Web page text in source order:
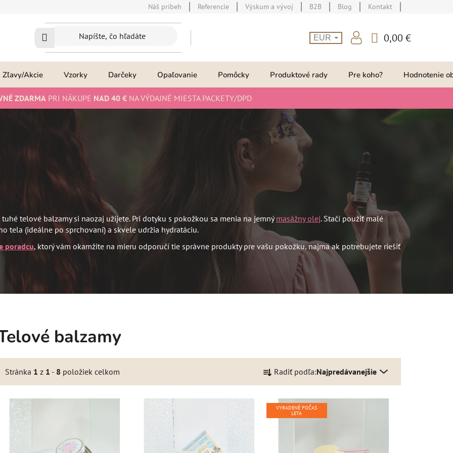
Náš príbeh Referencie Výskum a vývoj B2B Blog Kontakt
EUR
KOŠÍK
0,00 €
Zľavy/Akcie Vzorky Darčeky Opaľovanie Pomôcky Produktové rady Pre koho? Hodnotenie
ZDARMA PRI NÁKUPE NAD 40 € NA VÝDAJNÉ MIESTA PACKETY/DPD
tuhé telové balzamy si naozaj užijete. Pri dotyku s pokožkou sa menia na jemnýmasážny olej. Stačí použiť malé
tela (ideálne po sprchovaní) a skvele udržia hydratáciu.
poradcu, ktorý vám okamžite na mieru odporučí tie správne produkty pre vašu pokožku, najmä ak potrebujete riešiť
balzamy
Stránka 1 z 1 - 8 položiek celkom
a
d
e
n
Radiť podľa:Najpredávanejšie
VYRADENÉ POČAS
LETA